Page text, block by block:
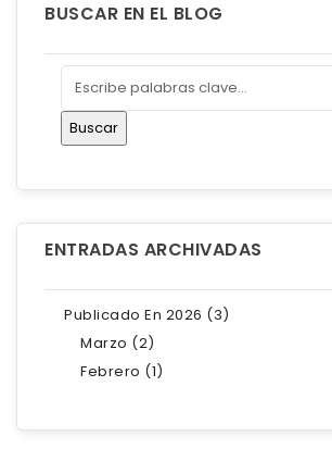
BUSCAR EN EL BLOG
ENTRADAS ARCHIVADAS
Publicado En 2026 (3)
Marzo (2)
Febrero (1)